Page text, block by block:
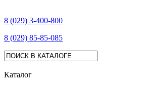
8 (029) 3-400-800
8 (029) 85-85-085
Каталог